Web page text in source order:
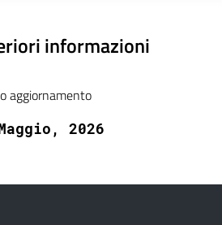
informazioni
aggiornamento
2026